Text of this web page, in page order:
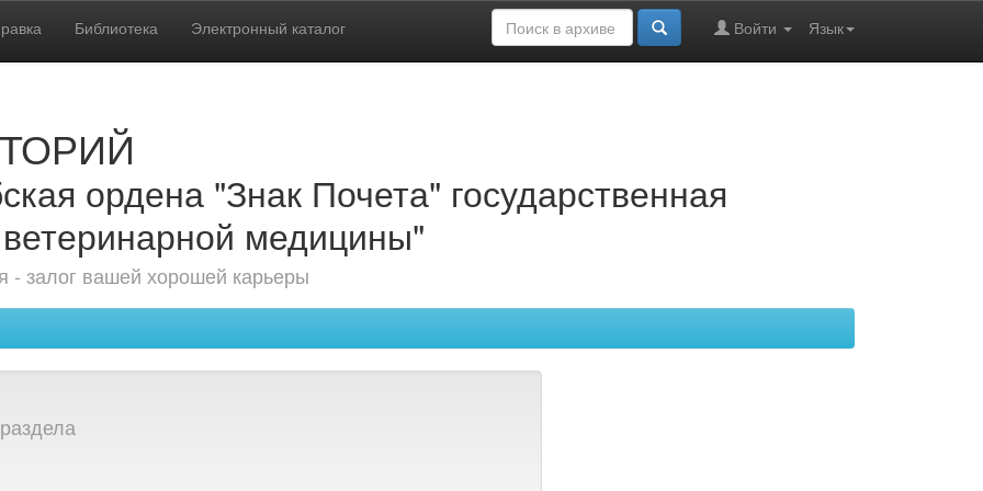
Библиотека Электронный каталог Язык
Войти
ордена "Знак Почета" государственная
медицины"
залог вашей хорошей карьеры